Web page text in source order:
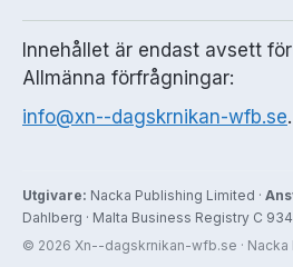
Innehållet är endast avsett
Allmänna förfrågningar:
info@xn--dagskrnikan-wfb.se.
Utgivare: Nacka Publishing Limited ·
Dahlberg · Malta Business Registry C
© 2026 Xn--dagskrnikan-wfb.se · Nacka